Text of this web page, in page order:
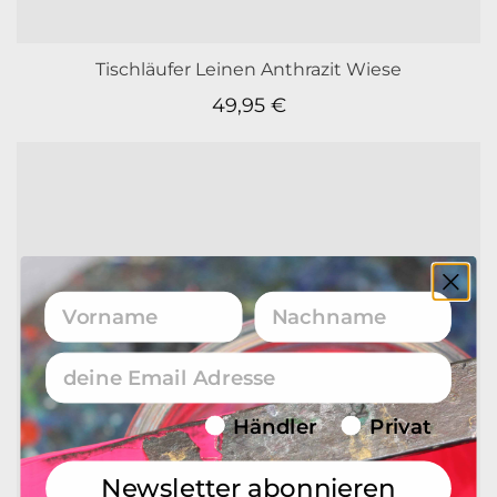
Tischläufer Leinen Anthrazit Wiese
49,95 €
Vorname Nachname
Email
Endverbraucher/Haendler
Händler Privat
Newsletter abonnieren